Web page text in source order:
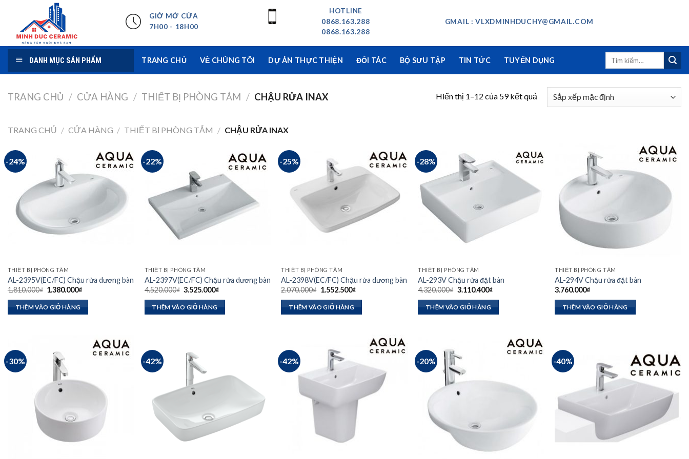
content
GIỜ MỞ CỬA
7H00 - 18H00
HOTLINE
0868.163.288
0868.163.288
GMAIL : VLXDMINHDUCHY@GMAIL.COM
DANH MỤC SẢN PHẨM TRANG CHỦ VỀ CHÚNG TÔI DỰ ÁN THỰC THIỆN ĐỐI TÁC BỘ SƯU TẬP TIN TỨC TUYỂN DỤNG
TRANG CHỦ / CỬA HÀNG / THIẾT BỊ PHÒNG TẮM / CHẬU RỬA INAX Hiển thị 1–12 của 59 kết quả
TRANG CHỦ / CỬA HÀNG / THIẾT BỊ PHÒNG TẮM / CHẬU RỬA INAX
-24%
THIẾT BỊ PHÒNG TẮM
AL-2395V(EC/FC) Chậu rửa dương bàn
1.810.000₫ Giá
là:
1.810.000₫.
1.380.000₫Giá
THÊM VÀO GIỎ HÀNG
-22%
THIẾT BỊ PHÒNG TẮM
AL-2397V(EC/FC) Chậu rửa dương bàn
4.520.000₫ Giá
là:
4.520.000₫.
3.525.000₫Giá
THÊM VÀO GIỎ HÀNG
-25%
THIẾT BỊ PHÒNG TẮM
AL-2398V(EC/FC) Chậu rửa dương bàn
2.070.000₫ Giá
là:
2.070.000₫.
1.552.500₫Giá
THÊM VÀO GIỎ HÀNG
-28%
THIẾT BỊ PHÒNG TẮM
AL-293V Chậu rửa đặt bàn
4.320.000₫ Giá
là:
4.320.000₫.
3.110.400₫Giá
THÊM VÀO GIỎ HÀNG
THIẾT BỊ PHÒNG TẮM
AL-294V Chậu rửa đặt bàn
3.760.000₫
THÊM VÀO GIỎ HÀNG
-30% -42% -42% -20% -40%